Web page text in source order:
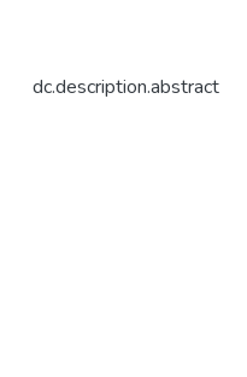
dc.description.abstract